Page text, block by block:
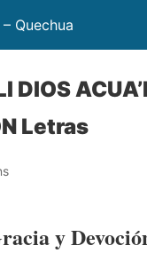
Quechua
DIOS
Letras
y